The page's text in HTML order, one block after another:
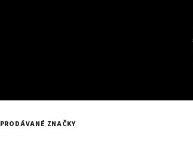
PRODÁVANÉ ZNAČKY